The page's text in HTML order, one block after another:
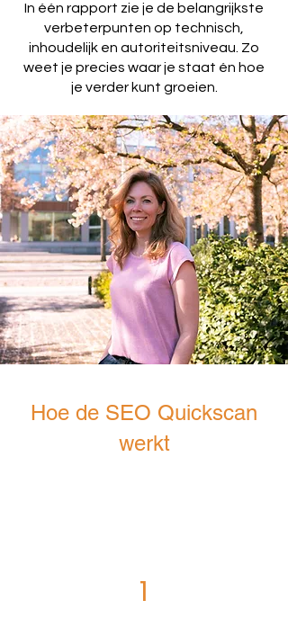
In één rapport zie je de belangrijkste
verbeterpunten op technisch,
inhoudelijk en autoriteitsniveau. Zo
weet je precies waar je staat én hoe
je verder kunt groeien.
Hoe de SEO Quickscan
werkt
1